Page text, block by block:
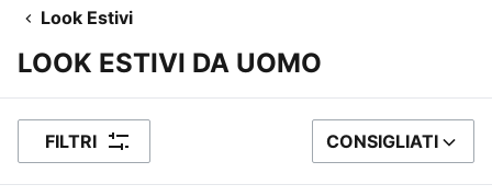
Look Estivi
LOOK ESTIVI DA UOMO
FILTRI ORDINA PER
CONSIGLIATI